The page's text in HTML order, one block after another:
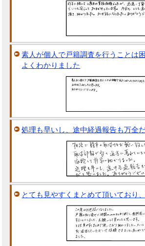
素人が個人で戸籍調査を行うことは
よくわかりました
処理も早いし、途中経過報告も万全
とても見やすくまとめて頂いており